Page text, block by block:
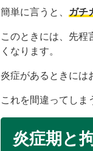
簡単に言うと、 ガチ
このときには、先程
くなります。
炎症があるときには
これを間違ってしま
炎症期と